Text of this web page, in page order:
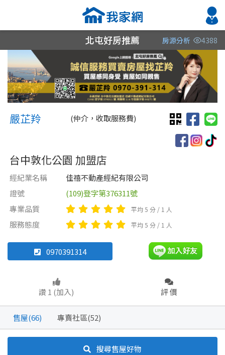
縣市
不限
桃園市
區域
不限
不拘 電梯大樓 套房
透天厝 華廈
不拘
20坪以下
20~30 坪 30~40 坪
縣市
不限
區域
不限
縣市
不限
區域
不限
不拘 整層住家 獨立套房
雅房 其他住宅 頂讓
車位
北屯好房推薦 房源分析 4388
嚴芷羚 嚴芷羚
嚴芷羚 (仲介，收取服務費)
台中敦化公園 加盟店
經紀業名稱
佳禧不動產經紀有限公司
證號
(109)登字第376311號
專業品質
平均 5 分 / 1 人
服務態度 平均 5 分 / 1 人
0970391314
讚 1 (加入) 評 價
售屋(66) 專賣社區(52)
搜尋售屋好物